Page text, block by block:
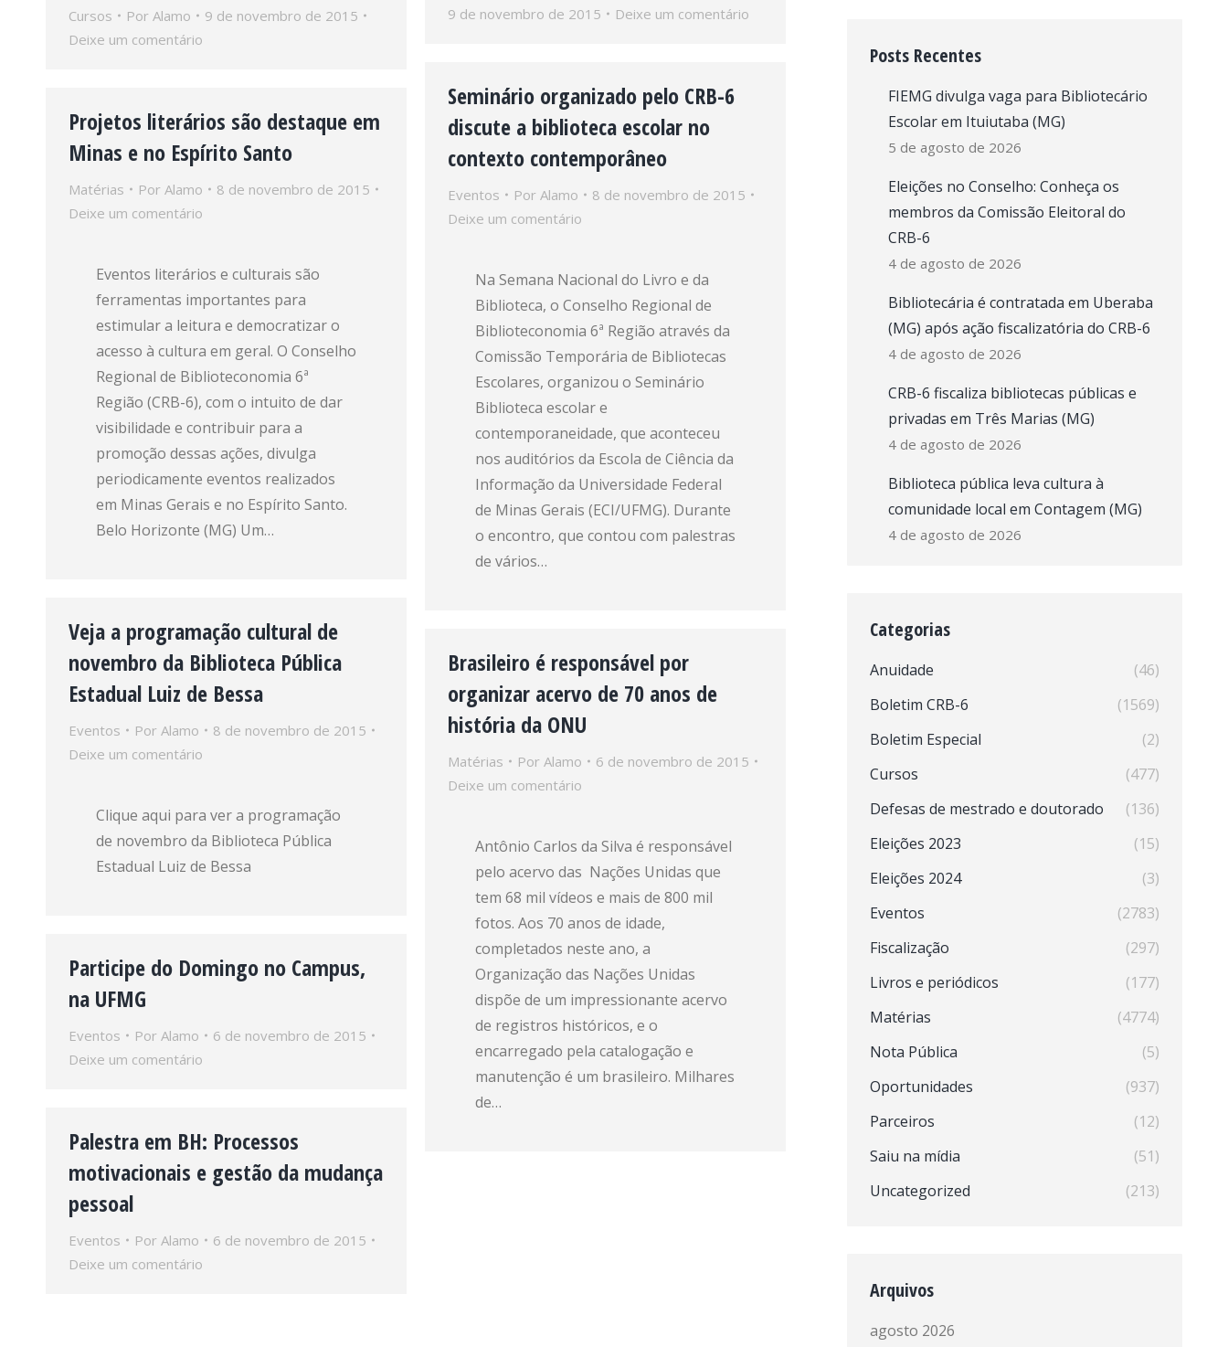
9 de novembro de 2015
Deixe um comentário
Cursos Por Alamo
9 de novembro de 2015
Deixe um comentário
Seminário organizado pelo CRB-6
discute a biblioteca escolar no
contexto contemporâneo
Eventos Por Alamo
8 de novembro de 2015
Deixe um comentário
Na Semana Nacional do Livro e da
Biblioteca, o Conselho Regional de
Biblioteconomia 6ª Região através da
Comissão Temporária de Bibliotecas
Escolares, organizou o Seminário
Biblioteca escolar e
contemporaneidade, que aconteceu
nos auditórios da Escola de Ciência da
Informação da Universidade Federal
de Minas Gerais (ECI/UFMG). Durante
o encontro, que contou com palestras
de vários…
Projetos literários são destaque em
Minas e no Espírito Santo
Matérias Por Alamo
8 de novembro de 2015
Deixe um comentário
Eventos literários e culturais são
ferramentas importantes para
estimular a leitura e democratizar o
acesso à cultura em geral. O Conselho
Regional de Biblioteconomia 6ª
Região (CRB-6), com o intuito de dar
visibilidade e contribuir para a
promoção dessas ações, divulga
periodicamente eventos realizados
em Minas Gerais e no Espírito Santo.
Belo Horizonte (MG) Um…
Veja a programação cultural de
novembro da Biblioteca Pública
Estadual Luiz de Bessa
Eventos Por Alamo
8 de novembro de 2015
Deixe um comentário
Clique aqui para ver a programação
de novembro da Biblioteca Pública
Estadual Luiz de Bessa
Brasileiro é responsável por
organizar acervo de 70 anos de
história da ONU
Matérias Por Alamo
6 de novembro de 2015
Deixe um comentário
Antônio Carlos da Silva é responsável
pelo acervo das Nações Unidas que
tem 68 mil vídeos e mais de 800 mil
fotos. Aos 70 anos de idade,
completados neste ano, a
Organização das Nações Unidas
dispõe de um impressionante acervo
de registros históricos, e o
encarregado pela catalogação e
manutenção é um brasileiro. Milhares
de…
Participe do Domingo no Campus,
na UFMG
Eventos Por Alamo
6 de novembro de 2015
Deixe um comentário
Palestra em BH: Processos
motivacionais e gestão da mudança
pessoal
Eventos Por Alamo
6 de novembro de 2015
Deixe um comentário
Posts Recentes
FIEMG divulga vaga para Bibliotecário
Escolar em Ituiutaba (MG)
5 de agosto de 2026
Eleições no Conselho: Conheça os
membros da Comissão Eleitoral do
CRB-6
4 de agosto de 2026
Bibliotecária é contratada em Uberaba
(MG) após ação fiscalizatória do CRB-6
4 de agosto de 2026
CRB-6 fiscaliza bibliotecas públicas e
privadas em Três Marias (MG)
4 de agosto de 2026
Biblioteca pública leva cultura à
comunidade local em Contagem (MG)
4 de agosto de 2026
Categorias
Anuidade
(46)
Boletim CRB-6
(1569)
Boletim Especial
(2)
Cursos
(477)
Defesas de mestrado e doutorado
(136)
Eleições 2023
(15)
Eleições 2024
(3)
Eventos
(2783)
Fiscalização
(297)
Livros e periódicos
(177)
Matérias
(4774)
Nota Pública
(5)
Oportunidades
(937)
Parceiros
(12)
Saiu na mídia
(51)
Uncategorized
(213)
Arquivos
agosto 2026